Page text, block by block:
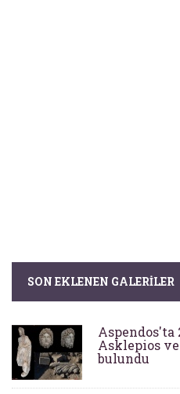
SON EKLENEN GALERILER
Asklepios
bulundu